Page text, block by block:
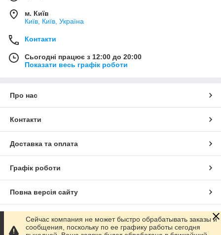
м. Київ
Київ, Київ, Україна
Контакти
Сьогодні працює з 12:00 до 20:00
Показати весь графік роботи
Про нас
Контакти
Доставка та оплата
Графік роботи
Повна версія сайту
Сайт створено на маркетплейсі Prom.ua
Сейчас компания не может быстро обрабатывать заказы и
сообщения, поскольку по ее графику работы сегодня